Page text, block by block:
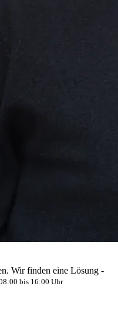
Wir finden eine Lösung -
bis 16:00 Uhr